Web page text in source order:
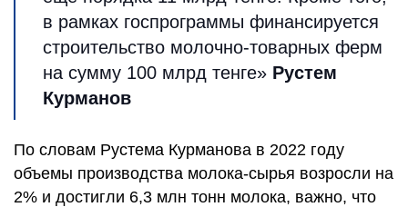
в рамках госпрограммы финансируется
строительство молочно-товарных ферм
на сумму 100 млрд тенге» Рустем
Курманов
По словам Рустема Курманова в 2022 году
объемы производства молока-сырья возросли на
2% и достигли 6,3 млн тонн молока, важно, что